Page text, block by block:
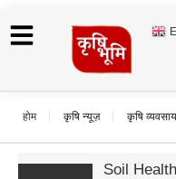
होम कृषि न्यूज़ कृषि व्यवसाय
पंजाब